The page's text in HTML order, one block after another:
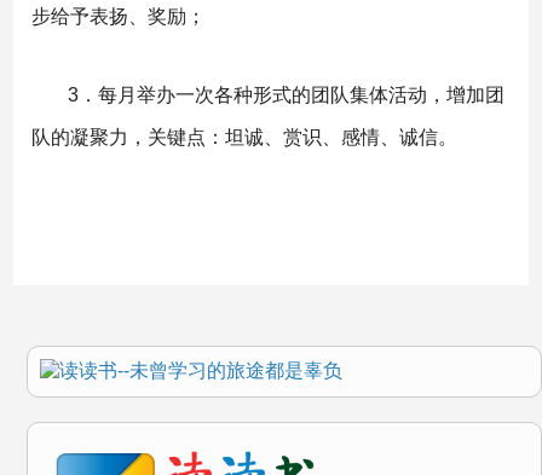
步给予表扬、奖励；
3．每月举办一次各种形式的团队集体活动，增加团
队的凝聚力，关键点：坦诚、赏识、感情、诚信。